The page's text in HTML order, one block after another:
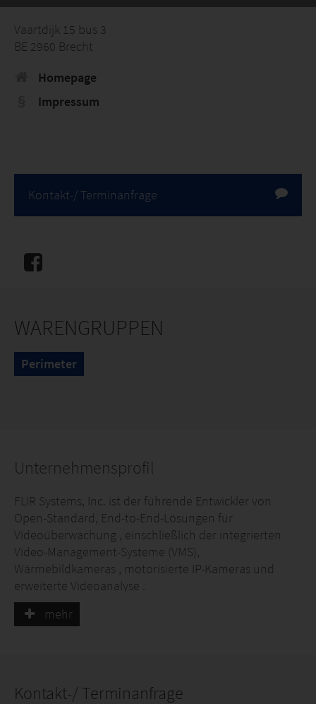
Vaartdijk 15 bus 3
BE 2960 Brecht
Homepage
Impressum
Kontakt-/ Terminanfrage
WARENGRUPPEN
Perimeter
Unternehmensprofil
FLIR Systems, Inc. ist der führende Entwickler von
Open-Standard, End-to-End-Lösungen für
Videoüberwachung , einschließlich der integrierten
Video-Management-Systeme (VMS),
Wärmebildkameras , motorisierte IP-Kameras und
erweiterte Videoanalyse .
Mit der kürzlich erfolgten Akquisition von DVTel, ist FLIR
jetzt ein Weltklasse -Anbieter von End-to-End-
mehr
Kontakt-/ Terminanfrage